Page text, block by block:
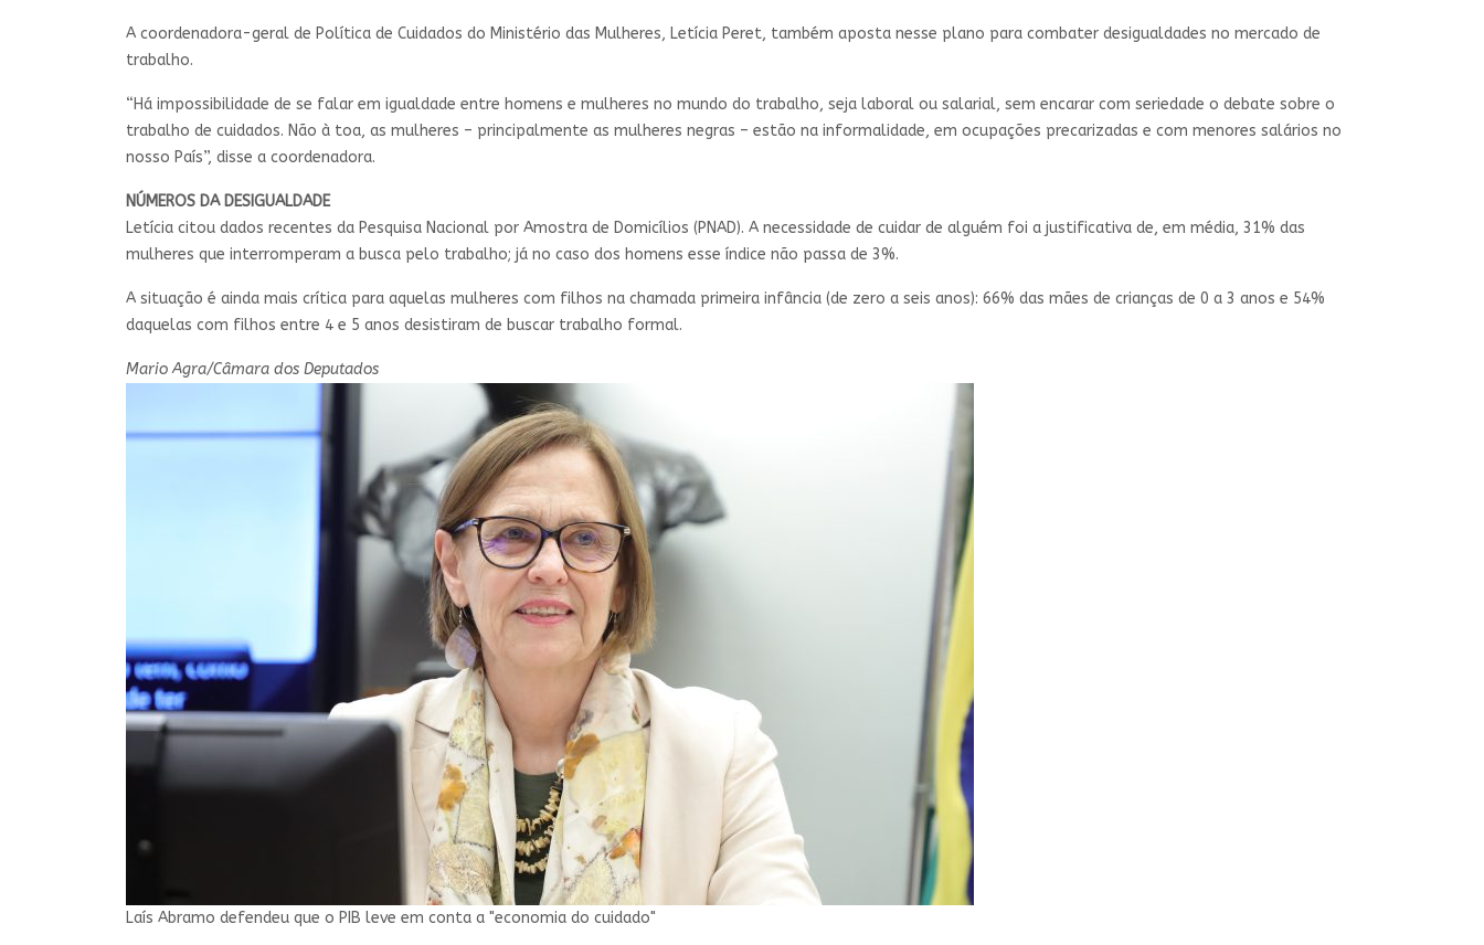
A coordenadora-geral de Política de Cuidados do Ministério das Mulheres, Letícia Peret, também aposta nesse plano para combater desigualdades no mercado de
trabalho.
“Há impossibilidade de se falar em igualdade entre homens e mulheres no mundo do trabalho, seja laboral ou salarial, sem encarar com seriedade o debate sobre o
trabalho de cuidados. Não à toa, as mulheres – principalmente as mulheres negras – estão na informalidade, em ocupações precarizadas e com menores salários no
nosso País”, disse a coordenadora.
NÚMEROS DA DESIGUALDADE
Letícia citou dados recentes da Pesquisa Nacional por Amostra de Domicílios (PNAD). A necessidade de cuidar de alguém foi a justificativa de, em média, 31% das
mulheres que interromperam a busca pelo trabalho; já no caso dos homens esse índice não passa de 3%.
A situação é ainda mais crítica para aquelas mulheres com filhos na chamada primeira infância (de zero a seis anos): 66% das mães de crianças de 0 a 3 anos e 54%
daquelas com filhos entre 4 e 5 anos desistiram de buscar trabalho formal.
Mario Agra/Câmara dos Deputados
Laís Abramo defendeu que o PIB leve em conta a "economia do cuidado"